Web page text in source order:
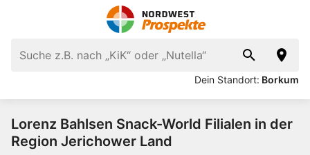
Dein Standort: Borkum
Lorenz Bahlsen Snack-World Filialen in der
Region Jerichower Land